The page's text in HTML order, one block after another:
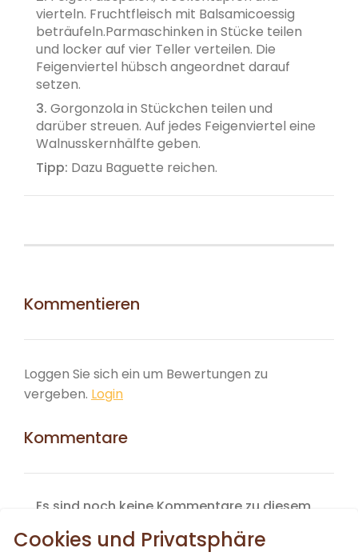
vierteln. Fruchtfleisch mit Balsamicoessig
beträufeln.Parmaschinken in Stücke teilen
und locker auf vier Teller verteilen. Die
Feigenviertel hübsch angeordnet darauf
setzen.
3. Gorgonzola in Stückchen teilen und
darüber streuen. Auf jedes Feigenviertel eine
Walnusskernhälfte geben.
Tipp: Dazu Baguette reichen.
Kommentieren
Loggen Sie sich ein um Bewertungen zu
vergeben. Login
Kommentare
Es sind noch keine Kommentare zu diesem
Cookies und Privatsphäre